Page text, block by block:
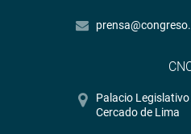
Palacio
Cercado de Lima